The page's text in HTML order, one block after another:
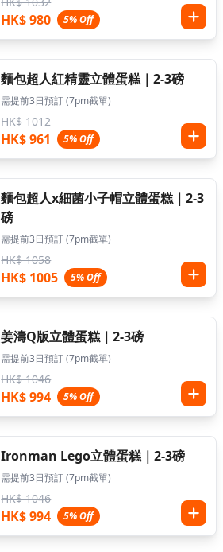
HK$ 980 5% Off
麵包超人紅精靈立體蛋糕｜2-3磅
需提前3日預訂 (7pm截單)
HK$ 1012
HK$ 961 5% Off
麵包超人x細菌小子帽立體蛋糕｜2-3
磅
需提前3日預訂 (7pm截單)
HK$ 1058
HK$ 1005 5% Off
姜濤Q版立體蛋糕｜2-3磅
需提前3日預訂 (7pm截單)
HK$ 1046
HK$ 994 5% Off
Ironman Lego立體蛋糕｜2-3磅
需提前3日預訂 (7pm截單)
HK$ 1046
HK$ 994 5% Off